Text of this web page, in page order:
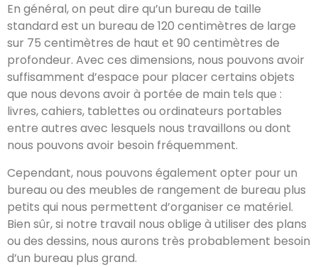
En général, on peut dire qu’un bureau de taille
standard est un bureau de 120 centimètres de large
sur 75 centimètres de haut et 90 centimètres de
profondeur. Avec ces dimensions, nous pouvons avoir
suffisamment d’espace pour placer certains objets
que nous devons avoir à portée de main tels que :
livres, cahiers, tablettes ou ordinateurs portables
entre autres avec lesquels nous travaillons ou dont
nous pouvons avoir besoin fréquemment.
Cependant, nous pouvons également opter pour un
bureau ou des meubles de rangement de bureau plus
petits qui nous permettent d’organiser ce matériel.
Bien sûr, si notre travail nous oblige à utiliser des plans
ou des dessins, nous aurons très probablement besoin
d’un bureau plus grand.